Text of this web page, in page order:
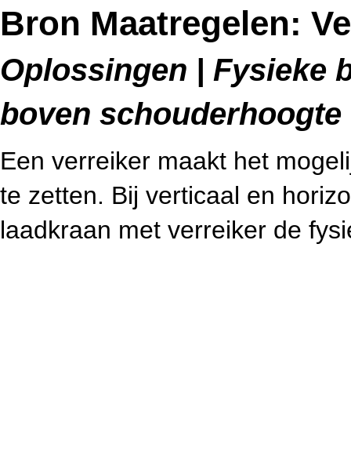
Bron Maatregelen:
Oplossingen | Fysieke
boven
Een verreiker maakt het
te zetten. Bij verticaal en
laadkraan met verreiker de